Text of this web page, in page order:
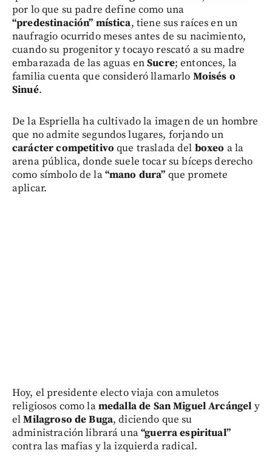
por lo que su padre define como una
“predestinación” mística, tiene sus raíces en un
naufragio ocurrido meses antes de su nacimiento,
cuando su progenitor y tocayo rescató a su madre
embarazada de las aguas enSucre; entonces, la
familia cuenta que consideró llamarlo Moisés o
Sinué.
De la Espriella ha cultivado la imagen de un hombre
que no admite segundos lugares, forjando un
carácter competitivo que traslada del boxeo a la
arena pública, donde suele tocar su bíceps derecho
como símbolo de la“mano dura” que promete
aplicar.
Hoy, el presidente electo viaja con amuletos
religiosos como lamedalla de San Miguel Arcángel y
elMilagroso de Buga, diciendo que su
administración librará una“guerra espiritual”
contra las mafias y la izquierda radical.